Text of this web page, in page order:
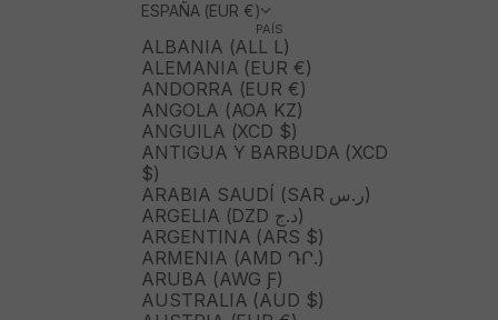
ESPAÑA (EUR €)
PAÍS
ALBANIA (ALL L)
ALEMANIA (EUR €)
ANDORRA (EUR €)
ANGOLA (AOA KZ)
ANGUILA (XCD $)
ANTIGUA Y BARBUDA (XCD
$)
ARABIA SAUDÍ (SAR ر.س)
ARGELIA (DZD د.ج)
ARGENTINA (ARS $)
ARMENIA (AMD ԴՐ.)
ARUBA (AWG Ƒ)
AUSTRALIA (AUD $)